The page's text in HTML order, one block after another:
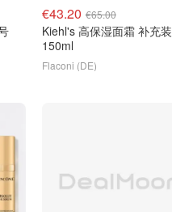
€43.20 €65.00
Kiehl's 高保湿面霜 补充装
150ml
Flaconi (DE)